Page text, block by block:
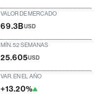
VALOR DE MERCADO
69.3BUSD
MÍN. 52 SEMANAS
25.605USD
VAR. EN EL AÑO
+13.20%